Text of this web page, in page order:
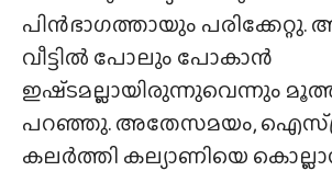
പിൻഭാഗത്തായും പരിക്കേറ്റു.
വീട്ടിൽ പോലും പോകാൻ
ഇഷ്‌ടമല്ലായിരുന്നുവെന്നും
പറഞ്ഞു. അതേസമയം,
കലർത്തി കല്യാണിയെ